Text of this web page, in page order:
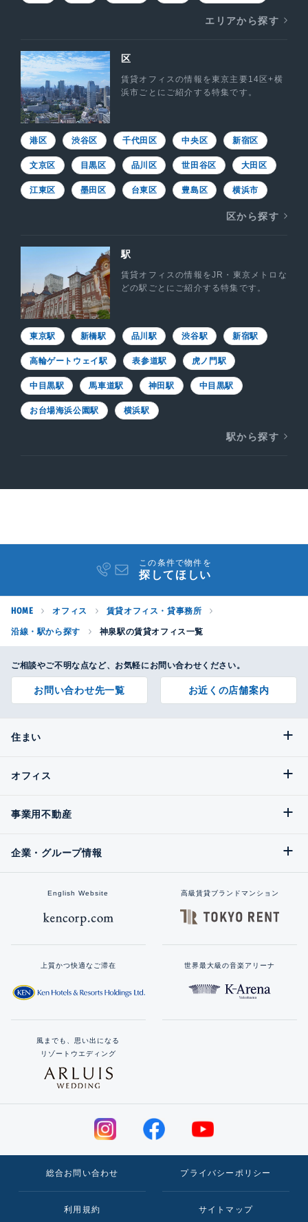
エリアから探す
区
賃貸オフィスの情報を東京主要14区+横
浜市ごとにご紹介する特集です。
港区 渋谷区 千代田区 中央区 新宿区
文京区 目黒区 品川区 世田谷区 大田区
江東区 墨田区 台東区 豊島区 横浜市
区から探す
駅
賃貸オフィスの情報をJR・東京メトロな
どの駅ごとにご紹介する特集です。
東京駅 新橋駅 品川駅 渋谷駅 新宿駅
高輪ゲートウェイ駅 表参道駅 虎ノ門駅
中目黒駅 馬車道駅 神田駅 中目黒駅
お台場海浜公園駅 横浜駅
駅から探す
この条件で物件を
探してほしい
HOME オフィス 賃貸オフィス・貸事務所
沿線・駅から探す 神泉駅の賃貸オフィス一覧
ご相談やご不明な点など、お気軽にお問い合わせください。
お問い合わせ先一覧 お近くの店舗案内
住まい
オフィス
事業用不動産
企業・グループ情報
English Website 高級賃貸ブランドマンション
上質かつ快適なご滞在 世界最大級の音楽アリーナ
風までも、思い出になる
リゾートウエディング
総合お問い合わせ プライバシーポリシー
利用規約 サイトマップ